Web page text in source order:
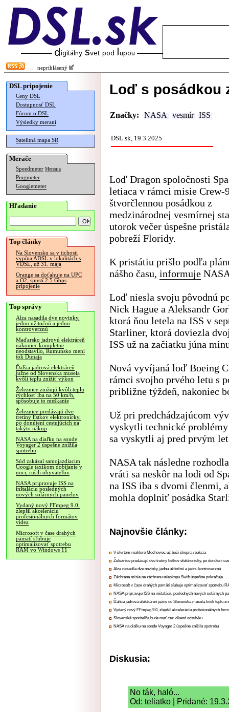
neprihlásený
DSL pripojenie
Ceny DSL
Dostupnosť DSL
Fórum o DSL
Výsledky meraní
Satelitná mapa SR
Merače
Speedmeter Merania
Pingmeter
Googlemeter
Hľadanie
Top články
Na Slovensku sa v tichosti
vypína ADSL v lokalitách s
VDSL, už 31. mája
Orange sa doťahuje na UPC
a O2, spustí 2.5 Gbps
pripojenie
Top správy
Alza nasadila dve novinky,
jednu užitočnú a jednu
kontroverznú
Maďarsko jadrovú elektráreň
nakoniec kompletne
neodstavilo, Rumunsko mení
tok Dunaja
Ďalšia jadrová elektráreň
južne od Slovenska musela
kvôli teplu znížiť výkon
Železnice znižujú kvôli teplu
rýchlosť iba na 50 km/h,
spôsobuje to meškanie
Železnice predávajú dve
tretiny lístkov elektronicky,
po donútení cestujúcich na
takýto nákup
NASA na diaľku na sonde
Voyager 2 úspešne znížila
spotrebu
Súd zakázal samojazdiacim
Google taxíkom dobíjanie v
noci, rušili obyvateľov
NASA pripravuje ISS na
inštaláciu posledných
nových solárnych panelov
Vydaný nový FFmpeg 9.0,
zlepšil akceleráciu
profesionálnych formátov
videa
Microsoft v čase drahých
pamätí sľubuje
optimalizovať spotrebu
RAM vo Windows 11
Loď s posádkou
Značky: NASA vesmír ISS
DSL.sk, 19.3.2025
Loď Dragon spoločnosti
letiaca v rámci misie Crew-
štvorčlennou posádkou z
medzinárodnej vesmírnej
utorok večer úspešne
pobreží Floridy.
K pristátiu prišlo podľa
nášho času, informuje
Loď niesla svoju pôvodnú
Nick Hague a Aleksandr
ktorá ňou letela na ISS v
Starliner, ktorá doviezla
ISS už na začiatku júna
Nová vyvíjaná loď Boeing
rámci svojho prvého letu s
približne týždeň, nakoniec
Už pri predchádzajúcom
vyskytli technické
sa vyskytli aj pred prvým
NASA tak následne
vráti sa neskôr na lodi od
na ISS iba s dvomi členmi,
mohla doplniť posádka
Najnovšie články:
V štvrtom reaktore Mochoviec už beží štiepna reakcia
Železnice predávajú dve tretiny lístkov elektronicky, po donútení
Alza nasadila dve novinky, jednu užitočnú a jednu kontroverznú
Záchrana misie na záchranu teleskopu Swift úspešne pokračuje
Microsoft v čase drahých pamätí sľubuje optimalizovať spotrebu
NASA pripravuje ISS na inštaláciu posledných nových solárnych
Ďalšia jadrová elektráreň južne od Slovenska musela kvôli teplu
Vydaný nový FFmpeg 9.0, zlepšil akceleráciu profesionálnych
Slovenská sporiteľňa bude mať cez víkend odstávku
NASA na diaľku na sonde Voyager 2 úspešne znížila spotrebu
Diskusia:
No ták, haló...
Od: teliatko | Pridané: